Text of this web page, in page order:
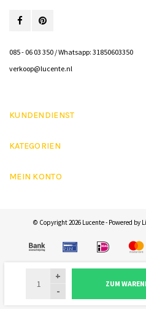
+
-
ZUM
085 - 06 03 350 / Whatsapp: 31850603350
verkoop@lucente.nl
KUNDENDIENST
KATEGORIEN
MEIN KONTO
© Copyright 2026 Lucente - Powered by